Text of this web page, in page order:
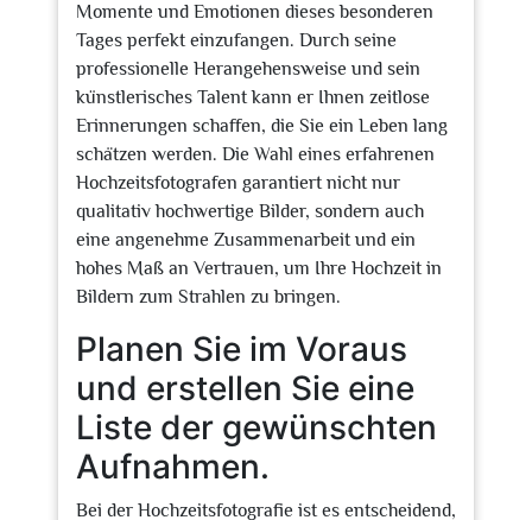
Momente und Emotionen dieses besonderen
Tages perfekt einzufangen. Durch seine
professionelle Herangehensweise und sein
künstlerisches Talent kann er Ihnen zeitlose
Erinnerungen schaffen, die Sie ein Leben lang
schätzen werden. Die Wahl eines erfahrenen
Hochzeitsfotografen garantiert nicht nur
qualitativ hochwertige Bilder, sondern auch
eine angenehme Zusammenarbeit und ein
hohes Maß an Vertrauen, um Ihre Hochzeit in
Bildern zum Strahlen zu bringen.
Planen Sie im Voraus
und erstellen Sie eine
Liste der gewünschten
Aufnahmen.
Bei der Hochzeitsfotografie ist es entscheidend,